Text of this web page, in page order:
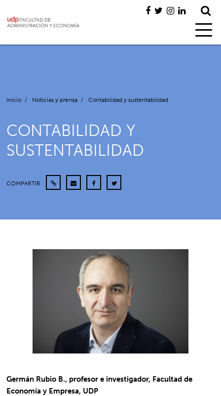
Inicio / Noticias y prensa / Contabilidad y sustentabilidad
CONTABILIDAD Y
SUSTENTABILIDAD
COMPARTIR
Germán Rubio B., profesor e investigador, Facultad de
Economía y Empresa, UDP